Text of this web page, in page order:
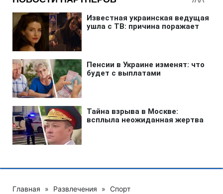
Главная » Развлечения » Спорт